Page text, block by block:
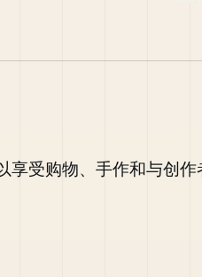
享受购物、手作和与创